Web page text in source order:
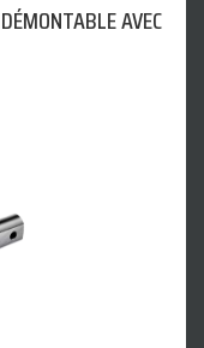
AVEC